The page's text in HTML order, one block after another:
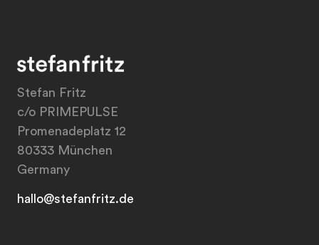
Stefan Fritz
c/o PRIMEPULSE
Promenadeplatz 12
80333 München
Germany
hallo@stefanfritz.de